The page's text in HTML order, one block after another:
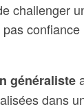
généraliste
dans